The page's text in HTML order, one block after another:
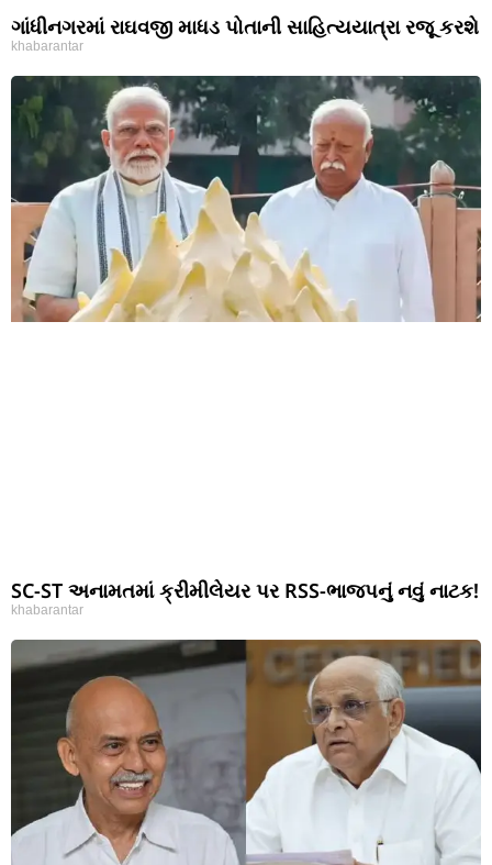
ગાંધીનગરમાં રાઘવજી માધડ પોતાની સાહિત્યયાત્રા રજૂ કરશે
khabarantar
SC-ST અનામતમાં ક્રીમીલેયર પર RSS-ભાજપનું નવું નાટક!
khabarantar